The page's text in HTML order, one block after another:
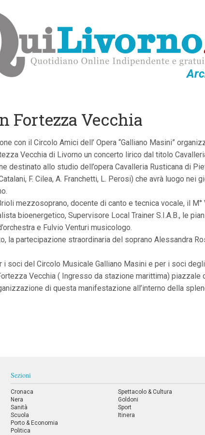
Fortezza Vecchia
con il Circolo Amici dell’ Opera “Galliano Masini”
Vecchia di Livorno un concerto lirico dal titolo
destinato allo studio dell’opera Cavalleria Rusticana di
F. Cilea, A. Franchetti, L. Perosi) che avrà luogo nei
mezzosoprano, docente di canto e tecnica vocale, il M°
bioenergetico, Supervisore Local Trainer S.I.A.B., le
e Fulvio Venturi musicologo.
la partecipazione straordinaria del soprano Alessandra
i soci del Circolo Musicale Galliano Masini e per i soci
Vecchia ( Ingresso da stazione marittima) piazzale
di questa manifestazione all’interno della
Sezioni
Cronaca
Nera
Sanità
Scuola
Porto & Economia
Politica
Spettacolo & Cultura
Goldoni
Sport
Itinera